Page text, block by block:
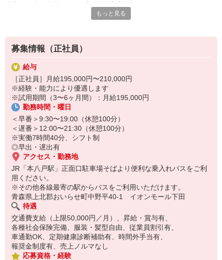
店舗運営業務にたずさわっていただきます。
もっと見る
募集情報（正社員）
給与
［正社員］月給195,000円〜210,000円
※経験・能力により優遇します
※試用期間（3〜6ヶ月間）：月給195,000円
勤務時間・曜日
＜早番＞9:30〜19:00（休憩100分）
＜遅番＞12:00〜21:30（休憩100分）
※実働7時間40分、シフト制
◎早出・遅出有
アクセス・勤務地
JR「本八戸駅」正面口駐車場そばより便利な乗入れバスをご利
用ください。
※その他各線最寄の駅からバスをご利用いただけます。
青森県上北郡おいらせ町中野平40-1 イオンモール下田
待遇
交通費支給（上限50,000円／月）、昇給・賞与有、
各種社会保険完備、服装・髪型自由、従業員割引有、
車通勤OK、定期健康診断補助有、時間外手当有、
報奨金制度有、売上ノルマなし
応募資格・経験